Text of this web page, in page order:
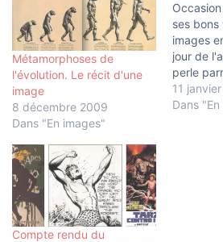
Métamorphoses de
l'évolution. Le récit d'une
image
8 décembre 2009
Dans "En images"
ses
images
jour de
perle
d'usage.
Frodon,
11
Dans
Compte rendu du